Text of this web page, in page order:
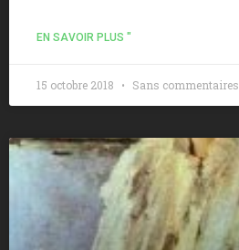
EN SAVOIR PLUS "
15 octobre 2018 Sans commentaires